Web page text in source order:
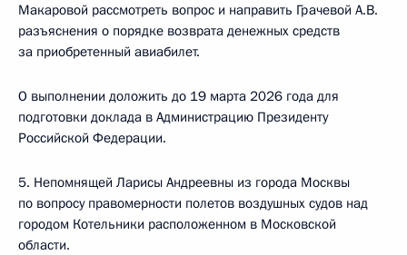
Макаровой рассмотреть вопрос и направить Грачевой А.В.
разъяснения о порядке возврата денежных средств
за приобретенный авиабилет.
О выполнении доложить до 19 марта 2026 года для
подготовки доклада в Администрацию Президенту
Российской Федерации.
5. Непомнящей Ларисы Андреевны из города Москвы
по вопросу правомерности полетов воздушных судов над
городом Котельники расположенном в Московской
области.